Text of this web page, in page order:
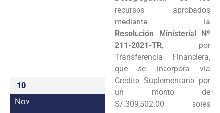
10
Nov
recursos aprobados
mediante la
Resolución Ministerial Nº
211-2021-TR, por
Transferencia Financiera,
que se incorpora via
Crédito Suplementario por
un monto de
S/.309,502.00 soles